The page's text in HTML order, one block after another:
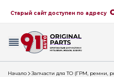
Старый сайт доступен по адресу
Начало
Запчасти для ТО (ГРМ, ремни,